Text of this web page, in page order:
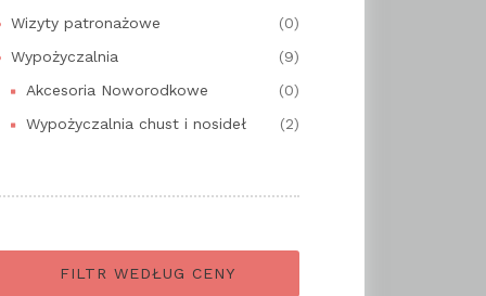
Wizyty patronażowe
(0)
Wypożyczalnia
(9)
Akcesoria Noworodkowe
(0)
Wypożyczalnia chust i nosideł
(2)
FILTR WEDŁUG CENY